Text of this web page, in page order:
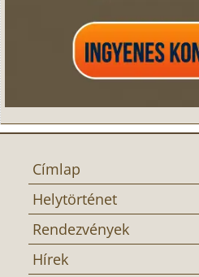
Címlap
Helytörténet
Rendezvények
Hírek